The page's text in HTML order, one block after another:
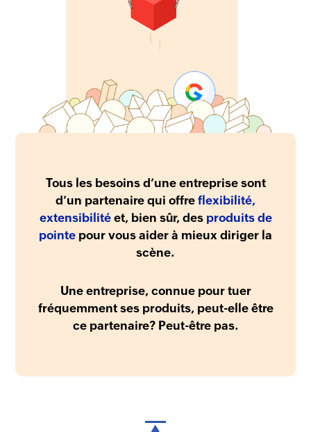
Tous les besoins d’une entreprise sont
d’un partenaire qui offre flexibilité,
extensibilitéet, bien sûr, des produits de
pointe pour vous aider à mieux diriger la
scène.
Une entreprise, connue pour tuer
fréquemment ses produits, peut-elle être
ce partenaire? Peut-être pas.